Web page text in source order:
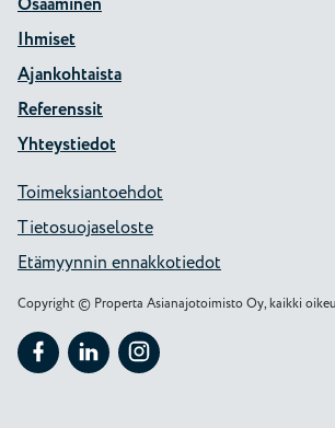
Ihmiset
Ajankohtaista
Referenssit
Yhteystiedot
Toimeksiantoehdot
Tietosuojaseloste
Etämyynnin ennakkotiedot
Copyright © Properta Asianajotoimisto Oy, kaikki
Seuraa Properta kohteessa: Facebook
Seuraa Properta kohteessa:
Seuraa Properta kohteessa: